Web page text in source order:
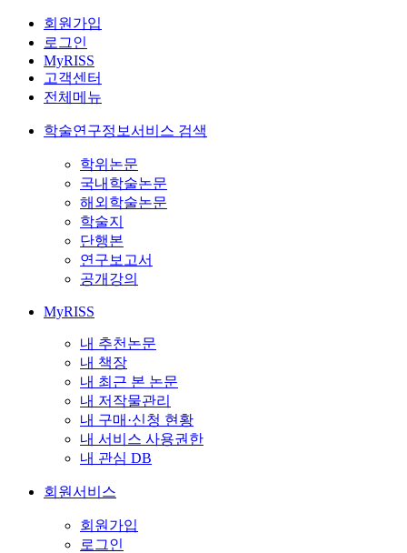
회원가입
로그인
MyRISS
고객센터
전체메뉴
학술연구정보서비스 검색
학위논문
국내학술논문
해외학술논문
학술지
단행본
연구보고서
공개강의
MyRISS
내 추천논문
내 책장
내 최근 본 논문
내 저작물관리
내 구매·신청 현황
내 서비스 사용권한
내 관심 DB
회원서비스
회원가입
로그인